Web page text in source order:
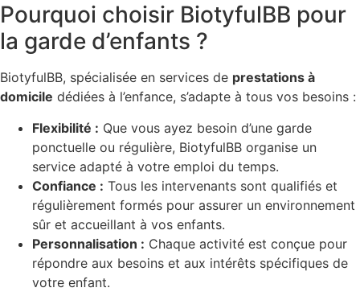
Pourquoi choisir BiotyfulBB pour
la garde d’enfants ?
BiotyfulBB, spécialisée en services de prestations à
domicile dédiées à l’enfance, s’adapte à tous vos besoins :
Flexibilité : Que vous ayez besoin d’une garde
ponctuelle ou régulière, BiotyfulBB organise un
service adapté à votre emploi du temps.
Confiance : Tous les intervenants sont qualifiés et
régulièrement formés pour assurer un environnement
sûr et accueillant à vos enfants.
Personnalisation : Chaque activité est conçue pour
répondre aux besoins et aux intérêts spécifiques de
votre enfant.